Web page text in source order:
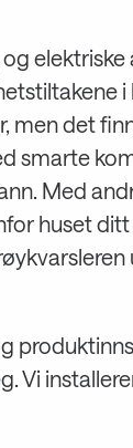
elektriske
men det
smarte
Med
huset
Vi